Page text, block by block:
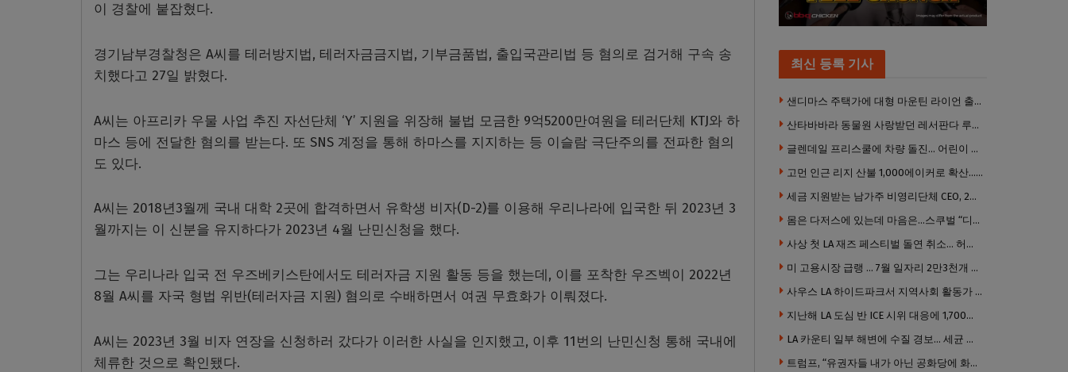
이 경찰에 붙잡혔다.
경기남부경찰청은 A씨를 테러방지법, 테러자금금지법, 기부금품법, 출입국관리법 등 혐의로 검거해 구속 송
치했다고 27일 밝혔다.
A씨는 아프리카 우물 사업 추진 자선단체 ‘Y’ 지원을 위장해 불법 모금한 9억5200만여원을 테러단체 KTJ와 하
마스 등에 전달한 혐의를 받는다. 또 SNS 계정을 통해 하마스를 지지하는 등 이슬람 극단주의를 전파한 혐의
도 있다.
A씨는 2018년3월께 국내 대학 2곳에 합격하면서 유학생 비자(D-2)를 이용해 우리나라에 입국한 뒤 2023년 3
월까지는 이 신분을 유지하다가 2023년 4월 난민신청을 했다.
그는 우리나라 입국 전 우즈베키스탄에서도 테러자금 지원 활동 등을 했는데, 이를 포착한 우즈벡이 2022년
8월 A씨를 자국 형법 위반(테러자금 지원) 혐의로 수배하면서 여권 무효화가 이뤄졌다.
A씨는 2023년 3월 비자 연장을 신청하러 갔다가 이러한 사실을 인지했고, 이후 11번의 난민신청 통해 국내에
체류한 것으로 확인됐다.
최신 등록 기사
샌디마스 주택가에 대형 마운틴 라이언 출몰… 당국 긴급 대응, 주민 접근 자제 당부
산타바바라 동물원 사랑받던 레서판다 루비 사망… 갓 태어난 새끼 2마리 잃은 지 수주 만
글렌데일 프리스쿨에 차량 돌진… 어린이 8명 경상
고먼 인근 리지 산불 1,000에이커로 확산… 5번 프리웨이 양방향 전면 폐쇄
세금 지원받는 남가주 비영리단체 CEO, 2년간 160만 달러 이상 받아… 미사용 휴가수당만 수십만 달러
몸은 다저스에 있는데 마음은…스쿠벌 “디트로이트로 돌아가고파”
사상 첫 LA 재즈 페스티벌 돌연 취소… 허가·행사 준비 문제로 일정 변경
미 고용시장 급랭 … 7월 일자리 2만3천개 감소 ‘예상 밖 쇼크’
사우스 LA 하이드파크서 지역사회 활동가 대낮 총격 사망… 용의자 도주
지난해 LA 도심 반 ICE 시위 대응에 1,700만 달러 이상 지출… LAPD, 대규모 시위 대비 강화 필요
LA 카운티 일부 해변에 수질 경보… 세균 수치 기준 초과, 입수 자제 당부
트럼프, “유권자들 내가 아닌 공화당에 화난 것”